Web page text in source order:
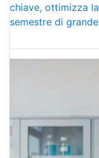
chiave, ottimizza
semestre di